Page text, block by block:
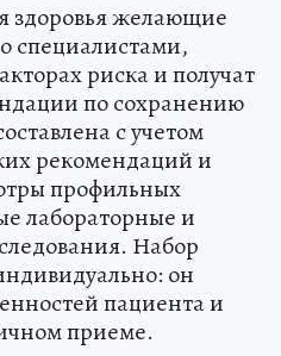
здоровья желающие
специалистами,
риска и получат
по сохранению
с учетом
рекомендаций и
профильных
лабораторные и
Набор
он
пациента и
приеме.